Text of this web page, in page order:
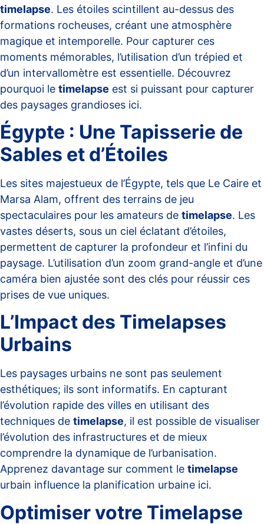
timelapse. Les étoiles scintillent au-dessus des
formations rocheuses, créant une atmosphère
magique et intemporelle. Pour capturer ces
moments mémorables, l’utilisation d’un trépied et
d’un intervallomètre est essentielle. Découvrez
pourquoi le timelapse est si puissant pour capturer
des paysages grandioses ici.
Égypte : Une Tapisserie de
Sables et d’Étoiles
Les sites majestueux de l’Égypte, tels que Le Caire et
Marsa Alam, offrent des terrains de jeu
spectaculaires pour les amateurs de timelapse. Les
vastes déserts, sous un ciel éclatant d’étoiles,
permettent de capturer la profondeur et l’infini du
paysage. L’utilisation d’un zoom grand-angle et d’une
caméra bien ajustée sont des clés pour réussir ces
prises de vue uniques.
L’Impact des Timelapses
Urbains
Les paysages urbains ne sont pas seulement
esthétiques; ils sont informatifs. En capturant
l’évolution rapide des villes en utilisant des
techniques de timelapse, il est possible de visualiser
l’évolution des infrastructures et de mieux
comprendre la dynamique de l’urbanisation.
Apprenez davantage sur comment le timelapse
urbain influence la planification urbaine ici.
Optimiser votre Timelapse